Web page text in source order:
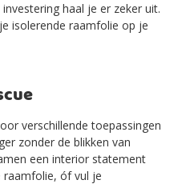
haal je er zeker uit.
isolerende raamfolie op je
verschillende toepassingen
zonder de blikken van
een interior statement
raamfolie, óf vul je